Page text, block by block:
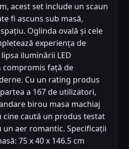
acest set include un scaun
fi ascuns sub masă,
Oglinda ovală și cele
experiența de
iluminării LED
compromis față de
Cu un rating produs
a 167 de utilizatori,
birou masa machiaj
caută un produs testat
un aer romantic. Specificații
75 x 40 x 146.5 cm